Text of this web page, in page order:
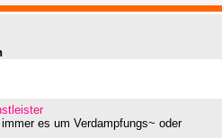
es um Verdampfungs~ oder